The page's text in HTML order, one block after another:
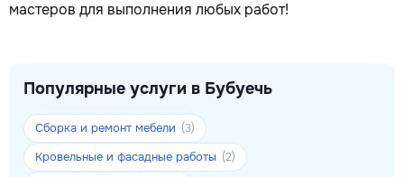
мастеров для выполнения любых работ!
Популярные услуги в Бубуечь
Сборка и ремонт мебели (3)
Кровельные и фасадные работы (2)